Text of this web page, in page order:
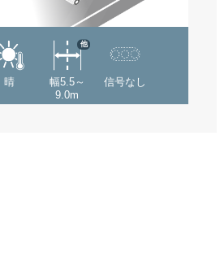
晴
幅5.5～
9.0m
他
信号なし